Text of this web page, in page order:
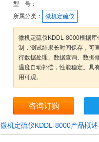
型 号：
所属分类：
微机定硫仪
微机定硫仪KDDL-8000根据
制，测试结果长时间保存，可
行数据处理、数据查询、数据
温度自动补偿，性能稳定。具
用可观。
咨询订购
微机定硫仪KDDL-8000产品概